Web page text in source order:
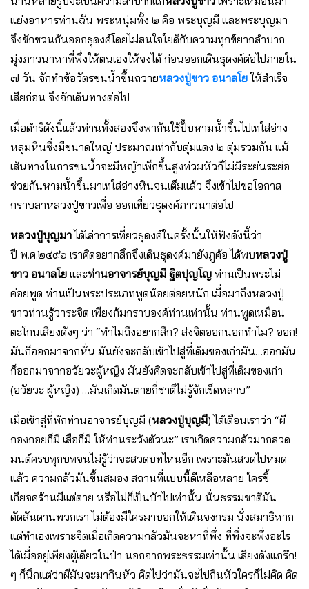
แย่งอาหารท่านฉัน พระหนุ่มทั้ง ๒ คือ พระบุญมี และพระบุญมา
จึงชักชวนกันออกธุดงค์โดยไม่สนใจใยดีกับความทุกข์ยากลําบาก
มุ่งภาวนาหาที่พึ่งให้ตนเองให้จงได้ ก่อนออกเดินธุดงค์ต่อไปภายใน
๗ วัน จักทําข้อวัตรขนน้ำขึ้นถวายหลวงปู่ขาว อนาลโยให้สําเร็จ
เสียก่อน จึงจักเดินทางต่อไป
เมื่อดําริดังนี้แล้วท่านทั้งสองจึงพากันใช้ปั๊บหามน้ำขึ้นไปเทใส่อ่าง
หลุมหินซึ่งมีขนาดใหญ่ ประมาณเท่ากับตุ่มแดง ๒ ตุ่มรวมกัน แม้
เส้นทางในการขนน้ำจะมีหญ้าเพ็กขึ้นสูงท่วมหัวก็ไม่มีระย่นระย่อ
ช่วยกันหามน้ำขึ้นมาเทใส่อ่างหินจนเต็มแล้ว จึงเข้าไปขอโอกาส
กราบลาหลวงปู่ขาวเพื่อ ออกเที่ยวธุดงค์ภาวนาต่อไป
หลวงปู่บุญมาได้เล่าการเที่ยวธุดงค์ในครั้งนั้นให้ฟังดังนี้ว่า
ปี พ.ศ.๒๔๙๖ เราคิดอยากสึกจึงเดินธุดงค์มายังภูค้อ ได้พบหลวงปู่
ขาว อนาลโย และท่านอาจารย์บุญมี ฐิตปุญโญ ท่านเป็นพระไม่
ค่อยพูด ท่านเป็นพระประเภทพูดน้อยต่อยหนัก เมื่อมาถึงหลวงปู่
ขาวท่านรู้วาระจิต เพียงก้มกราบองค์ท่านเท่านั้น ท่านพูดเหมือน
ตะโกนเสียงดังๆ ว่า “ทําไมถึงอยากสึก? ส่งจิตออกนอกทําไม? ออก!
มันก็ออกมาจากหั่น มันยังจะกลับเข้าไปสู่ที่เดิมของเก่ามัน…ออกมัน
ก็ออกมาจากอวัยวะผู้หญิง มันยังคิดจะกลับเข้าไปสู่ที่เดิมของเก่า
(อวัยวะ ผู้หญิง) …มันเกิดมันตายกี่ชาติไม่รู้จักเข็ดหลาบ”
เมื่อเข้าสู่ที่พักท่านอาจารย์บุญมี (หลวงปู่บุญมี) ได้เตือนเราว่า “ผี
กองกอยก็มี เสือก็มี ให้ท่านระวังตัวนะ” เราเกิดความกลัวมากสวด
มนต์ครบทุกบทจนไม่รู้ว่าจะสวดบทไหนอีก เพราะมันสวดไปหมด
แล้ว ความกลัวมันขึ้นสมอง สถานที่แบบนี้ดีเหลือหลาย ใครขี้
เกียจคร้านมีแต่ตาย หรือไม่ก็เป็นบ้าไปเท่านั้น นั่นธรรมชาติมัน
ดัดสันดานพวกเรา ไม่ต้องมีใครมาบอกให้เดินจงกรม นั่งสมาธิหาก
แต่ทําเองเพราะจิตเมื่อเกิดความกลัวมันจะหาที่พึ่ง ที่พึ่งจะพึ่งอะไร
ได้เมื่ออยู่เพียงผู้เดียวในป่า นอกจากพระธรรมเท่านั้น เสียงดังแกร๊ก!
ๆ ก็นึกแต่ว่าผีมันจะมากินหัว คิดไปว่ามันจะไปกินหัวใครก็ไม่คิด คิด